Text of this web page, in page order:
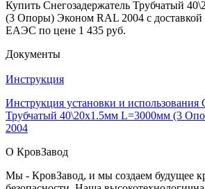
Купить Снегозадержатель Трубчатый
(3 Опоры) Эконом RAL 2004 с доставкой
ЕАЭС по цене 1 435 руб.
Документы
Инструкция
Инструкция установки и использования
Трубчатый 40\20х1.5мм L=3000мм (3
2004
О КровЗавод
Мы - КровЗавод, и мы создаем будущее